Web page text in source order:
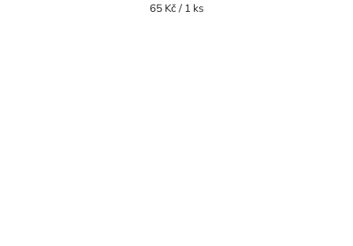
Měrná
65 Kč / 1 ks